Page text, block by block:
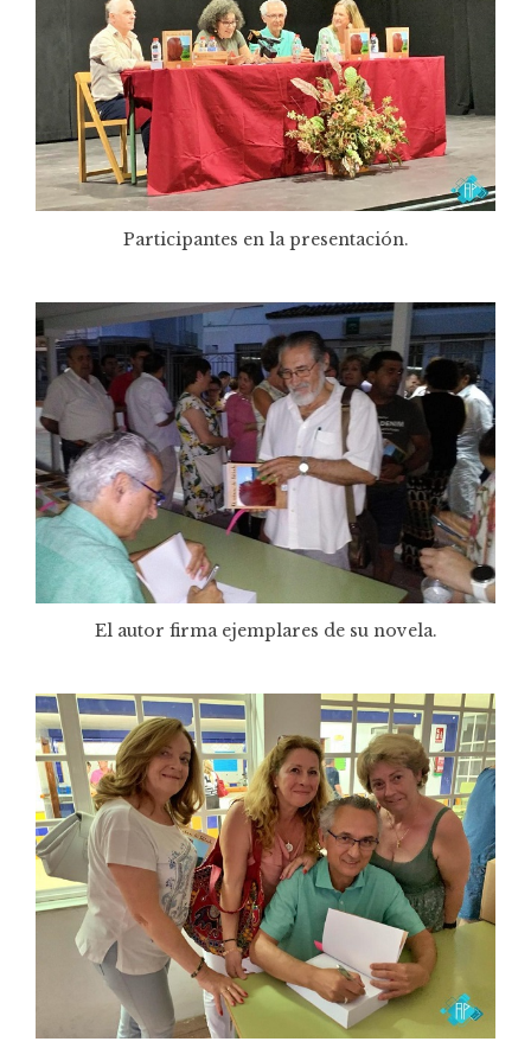
Participantes en la presentación.
El autor firma ejemplares de su novela.